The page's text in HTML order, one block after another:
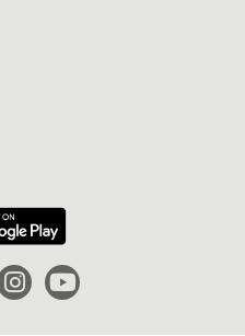
Instagram